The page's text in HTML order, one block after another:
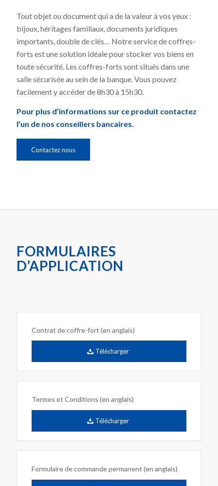
Tout objet ou document qui a de la valeur à vos yeux :
bijoux, héritages familiaux, documents juridiques
importants, double de clés… Notre service de coffres-
forts est une solution idéale pour stocker vos biens en
toute sécurité. Les coffres-forts sont situés dans une
salle sécurisée au sein de la banque. Vous pouvez
facilement y accéder de 8h30 à 15h30.
Pour plus d’informations sur ce produit contactez
l’un de nos conseillers bancaires.
Contactez nous
FORMULAIRES
D’APPLICATION
Contrat de coffre-fort (en anglais)
Télécharger
Termes et Conditions (en anglais)
Télécharger
Formulaire de commande permanent (en anglais)